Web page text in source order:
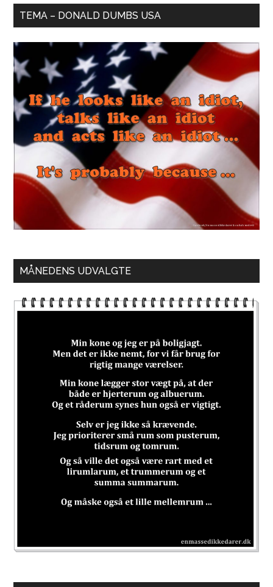
TEMA – DONALD DUMBS USA
MÅNEDENS UDVALGTE